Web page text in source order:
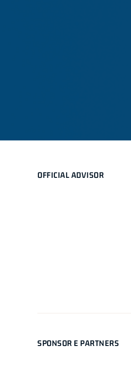
OFFICIAL ADVISOR
SPONSOR E PARTNERS